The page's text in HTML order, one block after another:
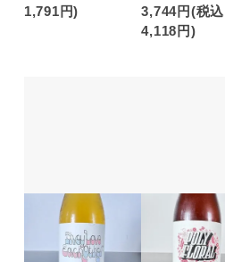
1,791円)
3,744円(税込
4,118円)